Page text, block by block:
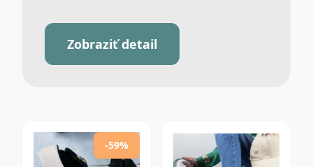
Zobraziť detail
-59%